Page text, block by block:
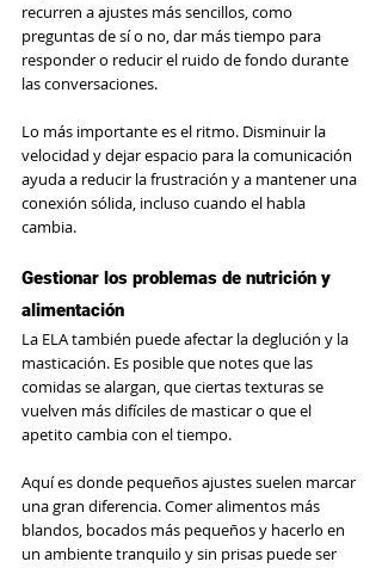
recurren a ajustes más sencillos, como
preguntas de sí o no, dar más tiempo para
responder o reducir el ruido de fondo durante
las conversaciones.
Lo más importante es el ritmo. Disminuir la
velocidad y dejar espacio para la comunicación
ayuda a reducir la frustración y a mantener una
conexión sólida, incluso cuando el habla
cambia.
Gestionar los problemas de nutrición y
alimentación
La ELA también puede afectar la deglución y la
masticación. Es posible que notes que las
comidas se alargan, que ciertas texturas se
vuelven más difíciles de masticar o que el
apetito cambia con el tiempo.
Aquí es donde pequeños ajustes suelen marcar
una gran diferencia. Comer alimentos más
blandos, bocados más pequeños y hacerlo en
un ambiente tranquilo y sin prisas puede ser